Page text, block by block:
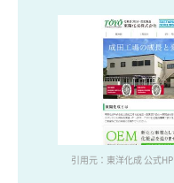
引用元：東洋化成 公式HP